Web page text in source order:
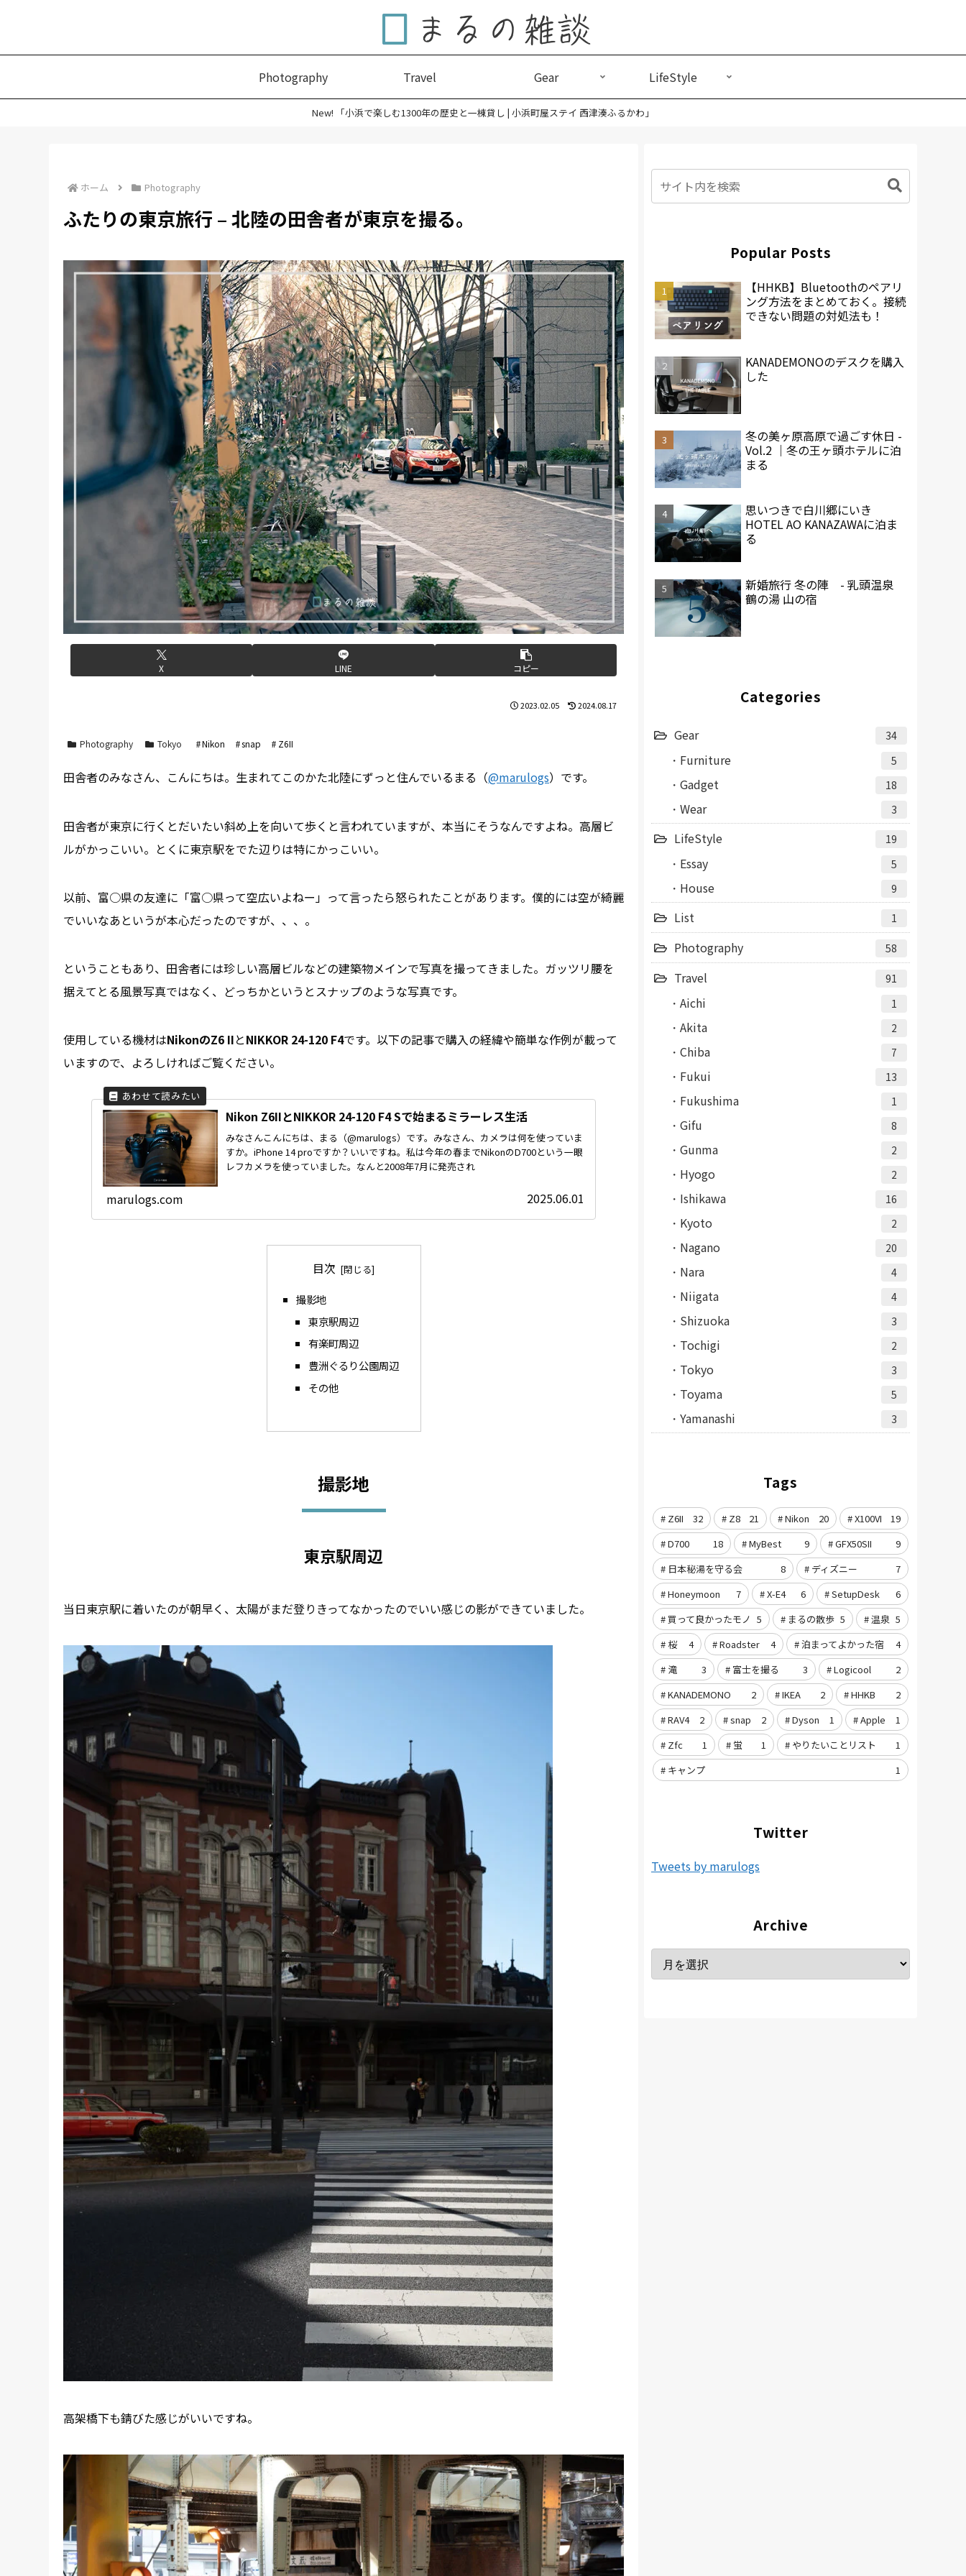
Photography Travel Gear LifeStyle
New! 「小浜で楽しむ1300年の歴史と一棟貸し | 小浜町屋ステイ 西津湊ふるかわ」
ホーム Photography
ふたりの東京旅行 – 北陸の田舎者が東京を撮る。
X LINE コピー
2023.02.05 2024.08.17
Photography Tokyo Nikon snap Z6II
田舎者のみなさん、こんにちは。生まれてこのかた北陸にずっと住んでいるまる（@marulogs）です。
田舎者が東京に行くとだいたい斜め上を向いて歩くと言われていますが、本当にそうなんですよね。高層ビ
ルがかっこいい。とくに東京駅をでた辺りは特にかっこいい。
以前、富○県の友達に「富○県って空広いよねー」って言ったら怒られたことがあります。僕的には空が綺麗
でいいなあというが本心だったのですが、、、。
ということもあり、田舎者には珍しい高層ビルなどの建築物メインで写真を撮ってきました。ガッツリ腰を
据えてとる風景写真ではなく、どっちかというとスナップのような写真です。
使用している機材はNikonのZ6 IIとNIKKOR 24-120 F4です。以下の記事で購入の経緯や簡単な作例が載って
いますので、よろしければご覧ください。
Nikon Z6IIとNIKKOR 24-120 F4 Sで始まるミラーレス生活
みなさんこんにちは、まる（@marulogs）です。みなさん、カメラは何を使っていま
すか。iPhone 14 proですか？いいですね。私は今年の春までNikonのD700という一眼
レフカメラを使っていました。なんと2008年7月に発売され
marulogs.com 2025.06.01
目次
撮影地
東京駅周辺
有楽町周辺
豊洲ぐるり公園周辺
その他
撮影地
東京駅周辺
当日東京駅に着いたのが朝早く、太陽がまだ登りきってなかったのでいい感じの影ができていました。
高架橋下も錆びた感じがいいですね。
Popular Posts
【HHKB】Bluetoothのペアリ
ング方法をまとめておく。接続
できない問題の対処法も！
KANADEMONOのデスクを購入
した
冬の美ヶ原高原で過ごす休日 -
Vol.2 ｜冬の王ヶ頭ホテルに泊
まる
思いつきで白川郷にいき
HOTEL AO KANAZAWAに泊ま
る
新婚旅行 冬の陣 - 乳頭温泉
鶴の湯 山の宿
Categories
Gear 34
Furniture 5
Gadget 18
Wear 3
LifeStyle 19
Essay 5
House 9
List 1
Photography 58
Travel 91
Aichi 1
Akita 2
Chiba 7
Fukui 13
Fukushima 1
Gifu 8
Gunma 2
Hyogo 2
Ishikawa 16
Kyoto 2
Nagano 20
Nara 4
Niigata 4
Shizuoka 3
Tochigi 2
Tokyo 3
Toyama 5
Yamanashi 3
Tags
Z6II 32 Z8 21 Nikon 20 X100VI
19
D700
18 MyBest 9 GFX50SII
9
日本秘湯を守る会
8 ディズニー
7
Honeymoon
7 X-E4 6 SetupDesk
6
買って良かったモノ 5 まるの散歩 5 温泉 5
桜
4 Roadster 4 泊まってよかった宿
4
滝
3 富士を撮る 3 Logicool
2
KANADEMONO
2 IKEA 2 HHKB
2
RAV4
2 snap 2 Dyson 1 Apple
1
Zfc
1 蛍 1 やりたいことリスト
1
キャンプ
1
Twitter
Tweets by marulogs
Archive